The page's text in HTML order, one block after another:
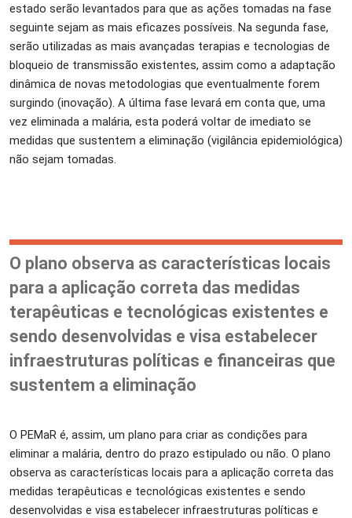
estado serão levantados para que as ações tomadas na fase
seguinte sejam as mais eficazes possíveis. Na segunda fase,
serão utilizadas as mais avançadas terapias e tecnologias de
bloqueio de transmissão existentes, assim como a adaptação
dinâmica de novas metodologias que eventualmente forem
surgindo (inovação). A última fase levará em conta que, uma
vez eliminada a malária, esta poderá voltar de imediato se
medidas que sustentem a eliminação (vigilância epidemiológica)
não sejam tomadas.
O plano observa as características locais
para a aplicação correta das medidas
terapêuticas e tecnológicas existentes e
sendo desenvolvidas e visa estabelecer
infraestruturas políticas e financeiras que
sustentem a eliminação
O PEMaR é, assim, um plano para criar as condições para
eliminar a malária, dentro do prazo estipulado ou não. O plano
observa as características locais para a aplicação correta das
medidas terapêuticas e tecnológicas existentes e sendo
desenvolvidas e visa estabelecer infraestruturas políticas e